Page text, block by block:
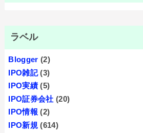
ラベル
Blogger (2)
IPO雑記 (3)
IPO実績 (5)
IPO証券会社 (20)
IPO情報 (2)
IPO新規 (614)